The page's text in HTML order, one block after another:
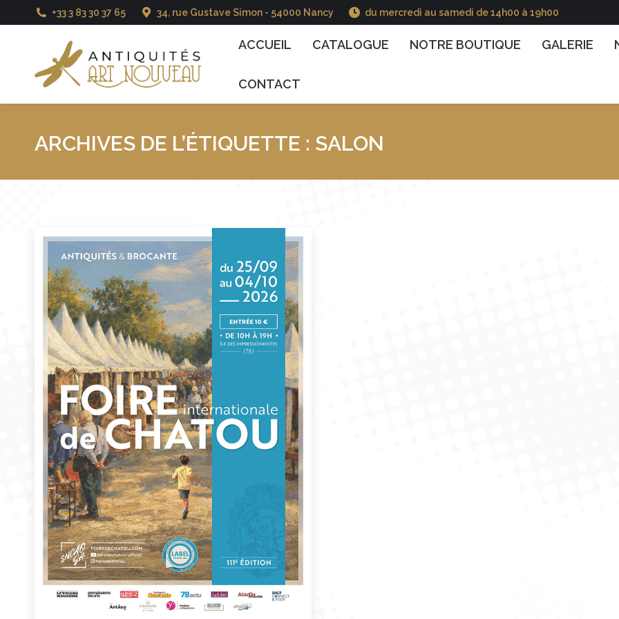
+33 3 83 30 37 65 34, rue Gustave Simon - 54000 Nancy du mercredi au samedi de 14h00 à 19h00
ACCUEIL CATALOGUE NOTRE BOUTIQUE GALERIE
CONTACT
ARCHIVES DE L’ÉTIQUETTE : SALON
ACCUEIL CATALOGUE NOTRE BOUTIQUE GALERIE NOS